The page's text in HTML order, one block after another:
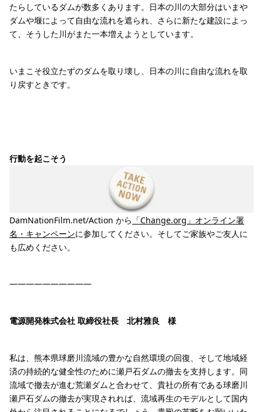
たらしているダムが数多くあります。日本の川の大部分はいまや
ダムや堰によって自由な流れを遮られ、さらに新たな建設によっ
て、そうした川がまた一本増えようとしています。
いまこそ役立たずのダムを取り壊し、日本の川に自由な流れを取
り戻すときです。
行動を起こそう
DamNationFilm.net/Action から 「Change.org」オンライン署
名・キャンペーンに参加してください。そしてご家族やご友人に
も広めください。
——————————
電源開発株式会社 取締役社長 北村雅良 様
私は、熊本県球磨川流域の豊かな自然環境の回復、そして地域経
済の持続的な健全性のために瀬戸石ダムの撤去を支持します。同
流域で撤去が進む荒瀬ダムと合わせて、貴社の所有である球磨川
瀬戸石ダムの撤去が実現されれば、流域再生のモデルとして国内